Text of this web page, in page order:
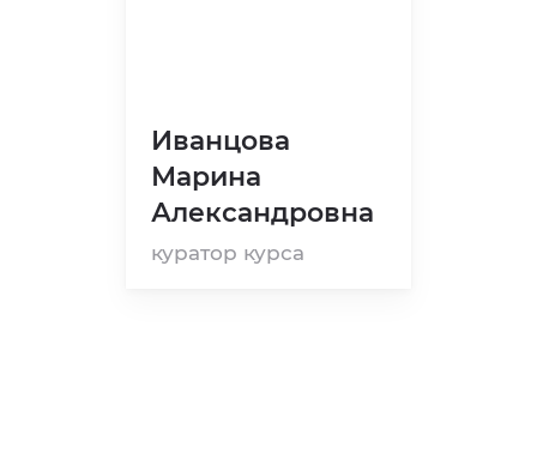
Иванцова
Марина
Александровна
куратор курса